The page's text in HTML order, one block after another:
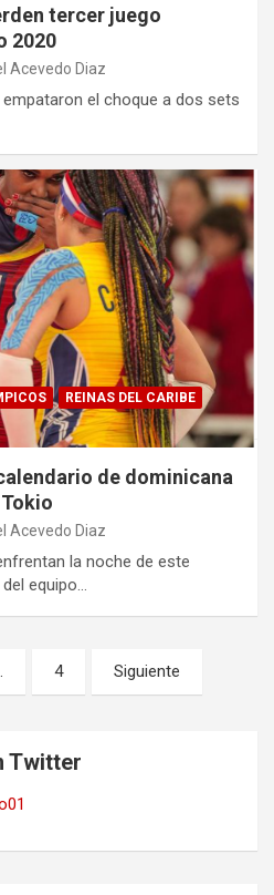
tercer juego
2020
Acevedo Diaz
empataron el choque a dos sets
REINAS DEL CARIBE
de dominicana
Acevedo Diaz
la noche de este
equipo…
4 Siguiente
Twitter